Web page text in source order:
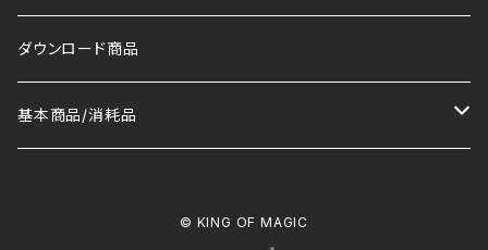
ダウンロード商品
基本商品/消耗品
© KING OF MAGIC